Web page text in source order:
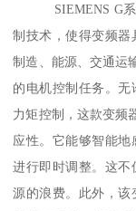
SIEMENS G系列
制技术，使得变频器
制造、能源、交通运
的电机控制任务。
力矩控制，这款变频
应性。它能够智能
进行即时调整。这不
源的浪费。此外，该